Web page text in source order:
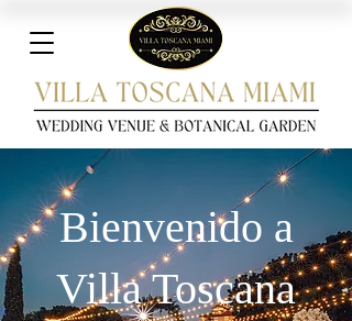
Bienvenido a
Villa Toscana